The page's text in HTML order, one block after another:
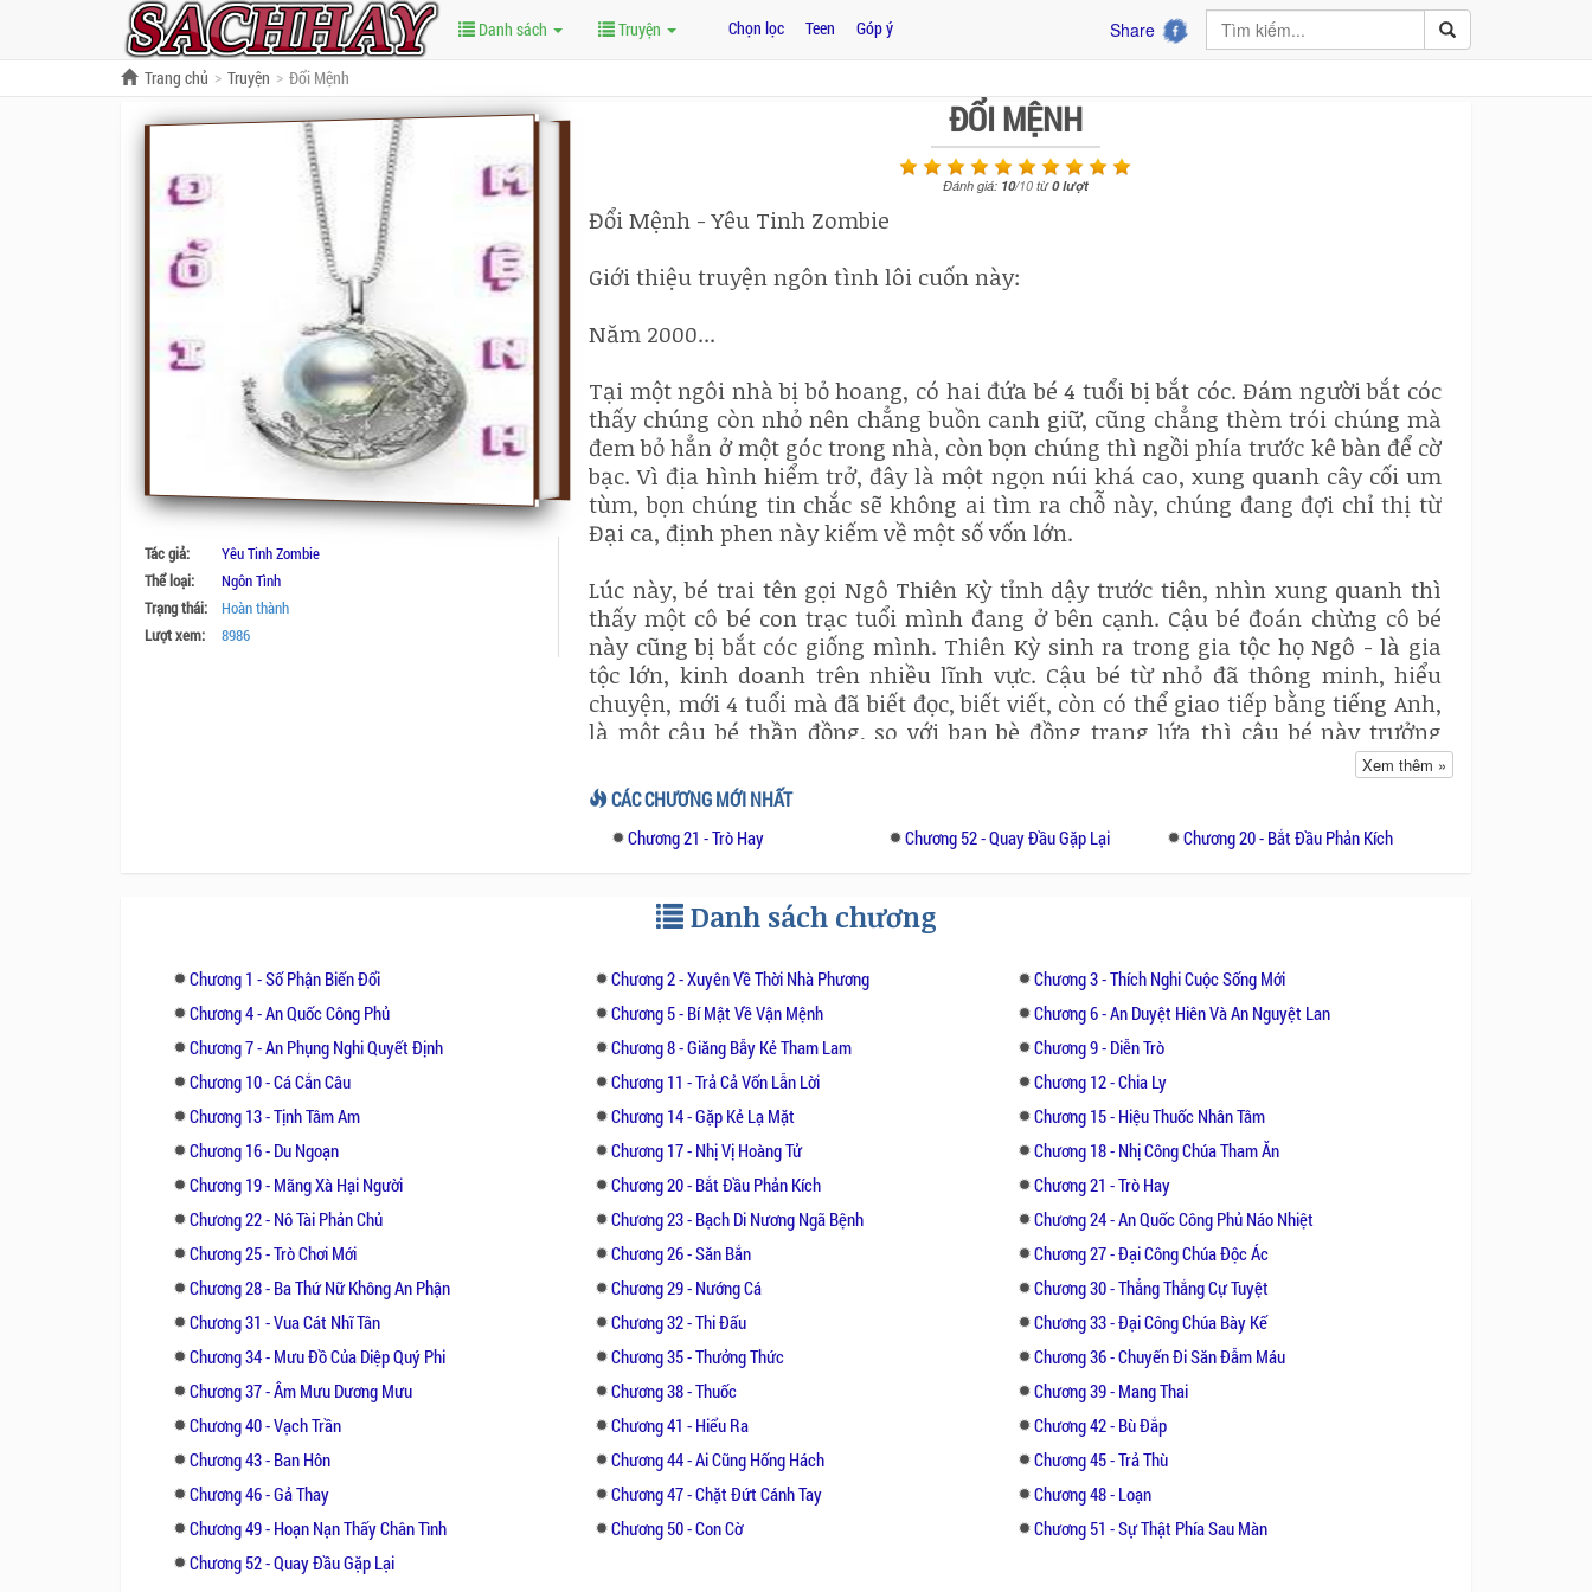
Danh sách Truyện Chọn lọc Teen Góp ý Share
Trang chủ Truyện Đổi Mệnh
Tác giả:
Yêu Tinh Zombie
Thể loại:
Ngôn Tình
Trạng thái:
Hoàn thành
Lượt xem:
8986
ĐỔI MỆNH
Đánh giá: 10/10từ0lượt
Đổi Mệnh - Yêu Tinh Zombie
Giới thiệu truyện ngôn tình lôi cuốn này:
Năm 2000...
Tại một ngôi nhà bị bỏ hoang, có hai đứa bé 4 tuổi bị bắt cóc. Đám người bắt cóc
thấy chúng còn nhỏ nên chẳng buồn canh giữ, cũng chẳng thèm trói chúng mà
đem bỏ hẳn ở một góc trong nhà, còn bọn chúng thì ngồi phía trước kê bàn để cờ
bạc. Vì địa hình hiểm trở, đây là một ngọn núi khá cao, xung quanh cây cối um
tùm, bọn chúng tin chắc sẽ không ai tìm ra chỗ này, chúng đang đợi chỉ thị từ
Đại ca, định phen này kiếm về một số vốn lớn.
Lúc này, bé trai tên gọi Ngô Thiên Kỳ tỉnh dậy trước tiên, nhìn xung quanh thì
thấy một cô bé con trạc tuổi mình đang ở bên cạnh. Cậu bé đoán chừng cô bé
này cũng bị bắt cóc giống mình. Thiên Kỳ sinh ra trong gia tộc họ Ngô - là gia
tộc lớn, kinh doanh trên nhiều lĩnh vực. Cậu bé từ nhỏ đã thông minh, hiểu
chuyện, mới 4 tuổi mà đã biết đọc, biết viết, còn có thể giao tiếp bằng tiếng Anh,
là một cậu bé thần đồng, so với bạn bè đồng trang lứa thì cậu bé này trưởng
thành hơn rất nhiều. Ai bảo cậu sinh ra đã ngậm chìa khóa vàng, được bồi
dưỡng để trở thành người thừa kế của gia tộc.
Cô bé bên cạnh tên Phạm Uyển Lâm, cũng là một thiên kim chân chính. Tuy
thường, phải nói là thiên chân vô tà, cô là quả vui vẻ của bố mẹ, rất được cưng
chiều. Trùng hợp là gia tộc họ Phạm này cùng với họ Ngô luôn cạnh tranh nhau
của hai gia tộc lớn nhất nhì cả nước.
Xem thêm »
CÁC CHƯƠNG MỚI NHẤT
Chương 21 - Trò Hay Chương 52 - Quay Đầu Gặp Lại Chương 20 - Bắt Đầu Phản Kích
Danh sách chương
Chương 1 - Số Phận Biến Đổi Chương 2 - Xuyên Về Thời Nhà Phương
Chương 3 - Thích Nghi Cuộc Sống Mới
Chương 4 - An Quốc Công Phủ
Chương 5 - Bí Mật Về Vận Mệnh
Chương 6 - An Duyệt Hiên Và An Nguyệt Lan
Chương 7 - An Phụng Nghi Quyết Định
Chương 8 - Giăng Bẫy Kẻ Tham Lam
Chương 9 - Diễn Trò
Chương 10 - Cá Cắn Câu
Chương 11 - Trả Cả Vốn Lẫn Lời
Chương 12 - Chia Ly
Chương 13 - Tịnh Tâm Am
Chương 14 - Gặp Kẻ Lạ Mặt
Chương 15 - Hiệu Thuốc Nhân Tâm
Chương 16 - Du Ngoạn
Chương 17 - Nhị Vị Hoàng Tử
Chương 18 - Nhị Công Chúa Tham Ăn
Chương 19 - Mãng Xà Hại Người
Chương 20 - Bắt Đầu Phản Kích
Chương 21 - Trò Hay
Chương 22 - Nô Tài Phản Chủ
Chương 23 - Bạch Di Nương Ngã Bệnh
Chương 24 - An Quốc Công Phủ Náo Nhiệt
Chương 25 - Trò Chơi Mới
Chương 26 - Săn Bắn
Chương 27 - Đại Công Chúa Độc Ác
Chương 28 - Ba Thứ Nữ Không An Phận
Chương 29 - Nướng Cá
Chương 30 - Thẳng Thắng Cự Tuyệt
Chương 31 - Vua Cát Nhĩ Tân
Chương 32 - Thi Đấu
Chương 33 - Đại Công Chúa Bày Kế
Chương 34 - Mưu Đồ Của Diệp Quý Phi
Chương 35 - Thưởng Thức
Chương 36 - Chuyến Đi Săn Đẫm Máu
Chương 37 - Âm Mưu Dương Mưu
Chương 38 - Thuốc
Chương 39 - Mang Thai
Chương 40 - Vạch Trần
Chương 41 - Hiểu Ra
Chương 42 - Bù Đắp
Chương 43 - Ban Hôn
Chương 44 - Ai Cũng Hống Hách
Chương 45 - Trả Thù
Chương 46 - Gả Thay
Chương 47 - Chặt Đứt Cánh Tay
Chương 48 - Loạn
Chương 49 - Hoạn Nạn Thấy Chân Tình
Chương 50 - Con Cờ
Chương 51 - Sự Thật Phía Sau Màn
Chương 52 - Quay Đầu Gặp Lại